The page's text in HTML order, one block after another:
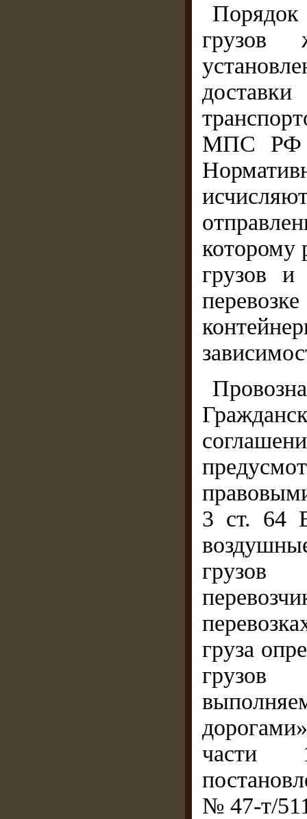
грузов
МПС РФ
которому
грузов
3 ст. 64
грузов
груза
грузов
части
№ 47-т/